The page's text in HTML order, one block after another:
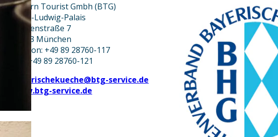
Bayern Tourist Gmbh (BTG)
Prinz-Ludwig-Palais
Türkenstraße 7
80333 München
Telefon: +49 89 28760-117
Fax: +49 89 28760-121
bayerischekueche@btg-service.de
www.btg-service.de